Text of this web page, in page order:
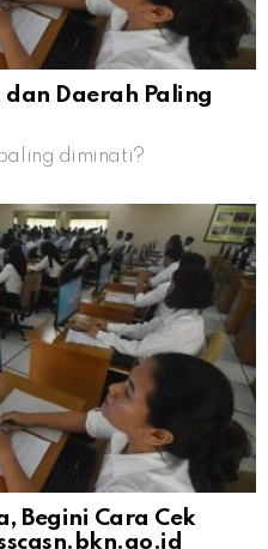
dan Daerah Paling
diminati?
Begini Cara Cek